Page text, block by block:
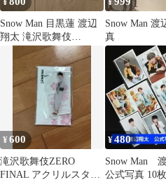
¥
Snow Man 目黒蓮 渡辺
翔太 滝沢歌舞伎
ZERO2022 アクスタ
¥
Snow Man 渡
真
¥600
滝沢歌舞伎ZERO
FINAL アクリルスタン
¥480
Snow Man
公式写真 10